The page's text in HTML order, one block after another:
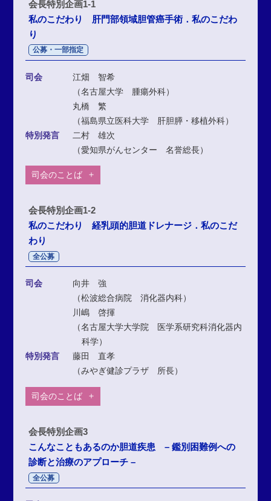
会長特別企画1-1
私のこだわり 肝門部領域胆管癌手術．私のこだわ
り
公募・一部指定
司会
江畑 智希
（名古屋大学 腫瘍外科）
丸橋 繁
（福島県立医科大学 肝胆膵・移植外科）
特別発言
二村 雄次
（愛知県がんセンター 名誉総長）
司会のことば
会長特別企画1-2
私のこだわり 経乳頭的胆道ドレナージ．私のこだ
わり
全公募
司会
向井 強
（松波総合病院 消化器内科）
川嶋 啓揮
（名古屋大学大学院 医学系研究科消化器内
科学）
特別発言
藤田 直孝
（みやぎ健診プラザ 所長）
司会のことば
会長特別企画3
こんなこともあるのか胆道疾患 – 鑑別困難例への
診断と治療のアプローチ –
全公募